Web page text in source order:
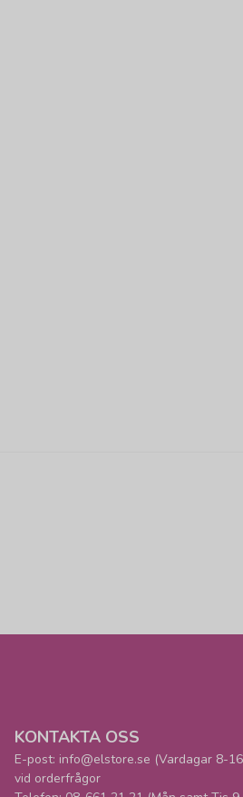
KONTAKTA OSS
E-post: info@elstore.se (Vardagar 8-
vid orderfrågor